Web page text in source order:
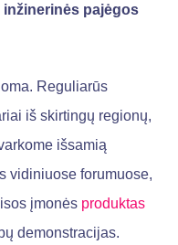
pajėgos
Reguliarūs
iš skirtingų regionų,
išsamią
vidiniuose forumuose,
įmonės produktas
demonstracijas.